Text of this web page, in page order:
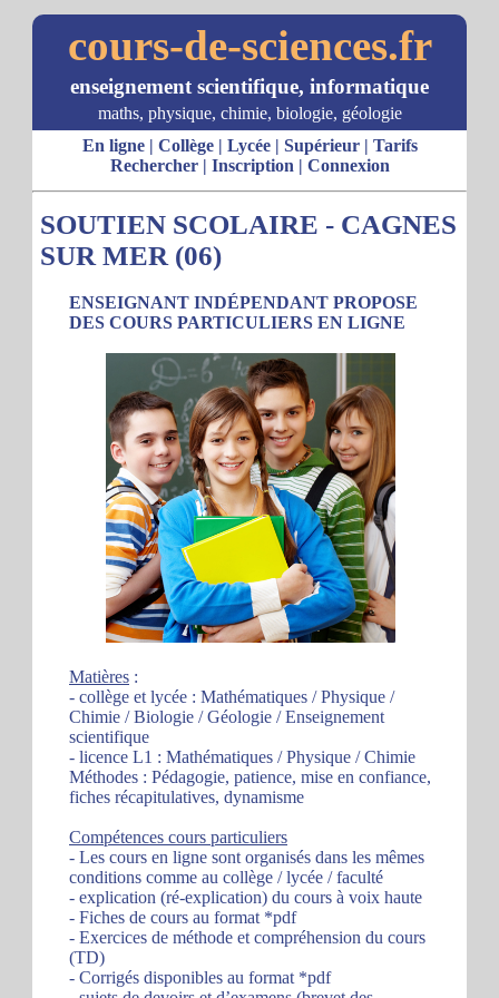
cours-de-sciences.fr
enseignement scientifique, informatique
maths, physique, chimie, biologie, géologie
En ligne| Collège| Lycée| Supérieur| Tarifs
Rechercher| Inscription | Connexion
SOUTIEN SCOLAIRE - CAGNES
SUR MER (06)
ENSEIGNANT INDÉPENDANT PROPOSE
DES COURS PARTICULIERS EN LIGNE
Matières :
- collège et lycée : Mathématiques / Physique /
Chimie / Biologie / Géologie / Enseignement
scientifique
- licence L1 : Mathématiques / Physique / Chimie
Méthodes : Pédagogie, patience, mise en confiance,
fiches récapitulatives, dynamisme
Compétences cours particuliers
- Les cours en ligne sont organisés dans les mêmes
conditions comme au collège / lycée / faculté
- explication (ré-explication) du cours à voix haute
- Fiches de cours au format *pdf
- Exercices de méthode et compréhension du cours
(TD)
- Corrigés disponibles au format *pdf